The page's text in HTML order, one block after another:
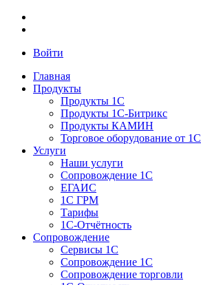
Войти
Главная
Продукты
Продукты 1С
Продукты 1С-Битрикс
Продукты КАМИН
Торговое оборудование от 1С
Услуги
Наши услуги
Сопровождение 1С
ЕГАИС
1С ГРМ
Тарифы
1С-Отчётность
Сопровождение
Сервисы 1С
Сопровождение 1С
Сопровождение торговли